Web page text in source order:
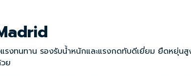
ทนทาน รองรับน้ำหนักและแรงกดทับดีเยี่ยม ยืดหยุ่นสู
ย